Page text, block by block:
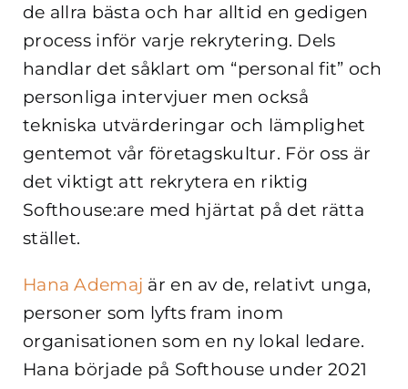
de allra bästa och har alltid en gedigen
process inför varje rekrytering. Dels
handlar det såklart om “personal fit” och
personliga intervjuer men också
tekniska utvärderingar och lämplighet
gentemot vår företagskultur. För oss är
det viktigt att rekrytera en riktig
Softhouse:are med hjärtat på det rätta
stället.
Hana Ademaj är en av de, relativt unga,
personer som lyfts fram inom
organisationen som en ny lokal ledare.
Hana började på Softhouse under 2021